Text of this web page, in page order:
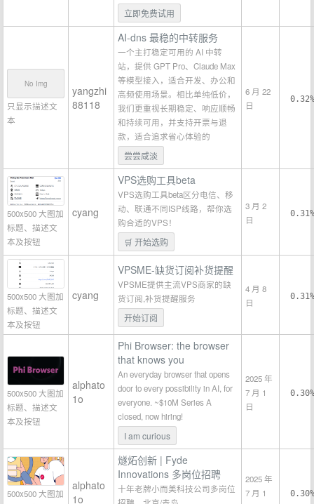
立即免费试用
No Img
只显示描述文
本
yangzhi
88118
AI-dns 最稳的中转服务
一个主打稳定可用的 AI 中转
站，提供 GPT Pro、Claude Max
等模型接入，适合开发、办公和
高频使用场景。相比单纯低价，
我们更重视长期稳定、响应顺畅
和持续可用，并支持开票与退
款，适合追求省心体验的
尝尝咸淡
6 月 22
日
0.32%
500x500 大图加
标题、描述文
本及按钮
cyang
VPS选购工具beta
VPS选购工具beta区分电信、移
动、联通不同ISP线路，帮你选
购合适的VPS！
🛒 开始选购
3 月 2
日
0.31%
500x500 大图加
标题、描述文
本及按钮
cyang
VPSME-缺货订阅补货提醒
VPSME提供主流VPS商家的缺
货订阅,补货提醒服务
开始订阅
4 月 8
日
0.31%
500x500 大图加
标题、描述文
本及按钮
alphato
1o
Phi Browser: the browser
that knows you
An everyday browser that opens
door to every possibility in AI, for
everyone. ~$10M Series A
closed, now hiring!
I am curious
2025 年
7 月 1
日
0.30%
500x500 大图加
alphato
1o
燧炻创新 | Fyde
Innovations 多岗位招聘
十年老牌小而美科技公司多岗位
2025 年
7 月 1
0.30%